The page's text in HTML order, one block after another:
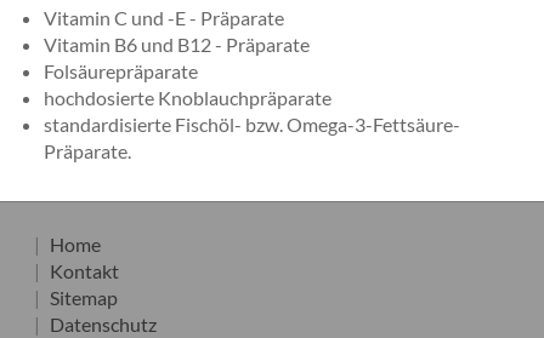
Vitamin C und -E - Präparate
Vitamin B6 und B12 - Präparate
Folsäurepräparate
hochdosierte Knoblauchpräparate
standardisierte Fischöl- bzw. Omega-3-Fettsäure-
Präparate.
Home
Kontakt
Sitemap
Datenschutz